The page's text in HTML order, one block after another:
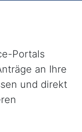
Portals
an Ihre
und direkt